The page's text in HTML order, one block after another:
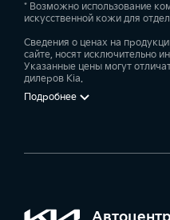
* Возможно использование
искусственной кожи для
Сведения о ценах на
сайте, носят исключительно
Указанные цены могут
дилеров Kia.
Подробнее